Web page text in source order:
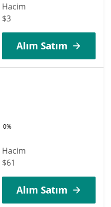
Hacim
$3
Alım Satım
0%
Hacim
$61
Alım Satım